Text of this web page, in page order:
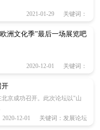
2021-01-29 关键词：
洲文化季”最后一场展览吧
2020-12-01 关键词：
开
京成功召开。此次论坛以"山
2020-12-01 关键词：发展论坛